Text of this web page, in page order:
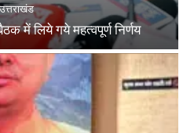
में लिये गये महत्वपूर्ण निर्णय